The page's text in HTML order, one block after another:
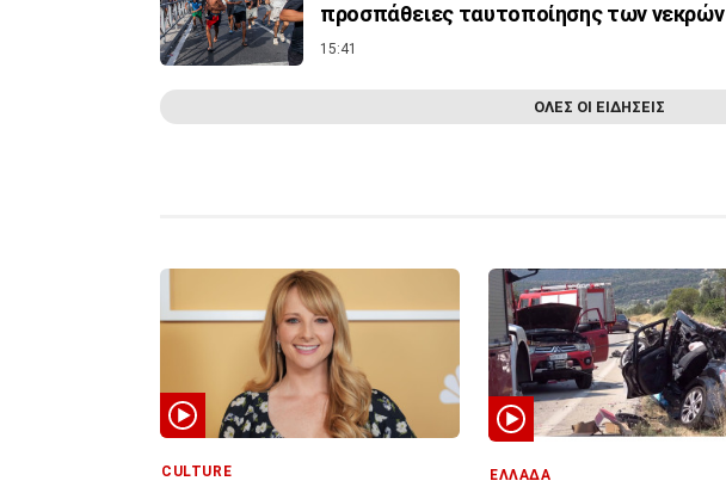
προσπάθειες ταυτοποίησης των νεκρών
15:41
ΟΛΕΣ ΟΙ ΕΙΔΗΣΕΙΣ
CULTURE ΕΛΛΑΔΑ